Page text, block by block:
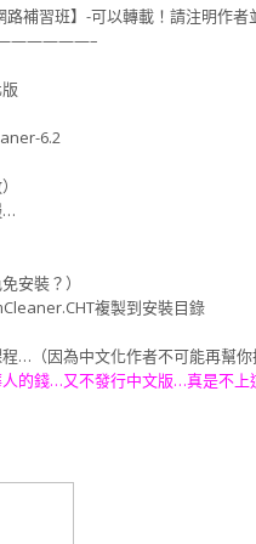
路補習班】-可以轉載！請注明作
6.2
…
安裝？）
複製到安裝目錄
…（因為中文化作者不可能再幫
人的錢…又不發行中文版…真是不上